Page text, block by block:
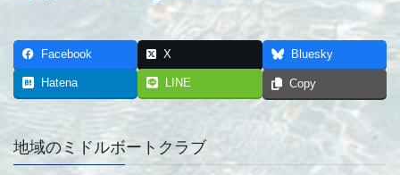
Facebook X Bluesky
Hatena LINE Copy
地域のミドルボートクラブ